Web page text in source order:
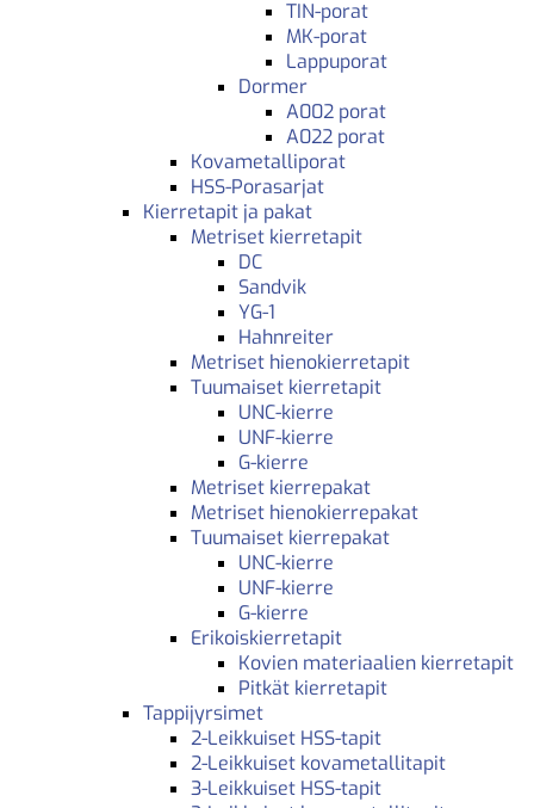
TIN-porat
MK-porat
Lappuporat
Dormer
A002 porat
A022 porat
Kovametalliporat
HSS-Porasarjat
Kierretapit ja pakat
Metriset kierretapit
DC
Sandvik
YG-1
Hahnreiter
Metriset hienokierretapit
Tuumaiset kierretapit
UNC-kierre
UNF-kierre
G-kierre
Metriset kierrepakat
Metriset hienokierrepakat
Tuumaiset kierrepakat
UNC-kierre
UNF-kierre
G-kierre
Erikoiskierretapit
Kovien materiaalien kierretapit
Pitkät kierretapit
Tappijyrsimet
2-Leikkuiset HSS-tapit
2-Leikkuiset kovametallitapit
3-Leikkuiset HSS-tapit